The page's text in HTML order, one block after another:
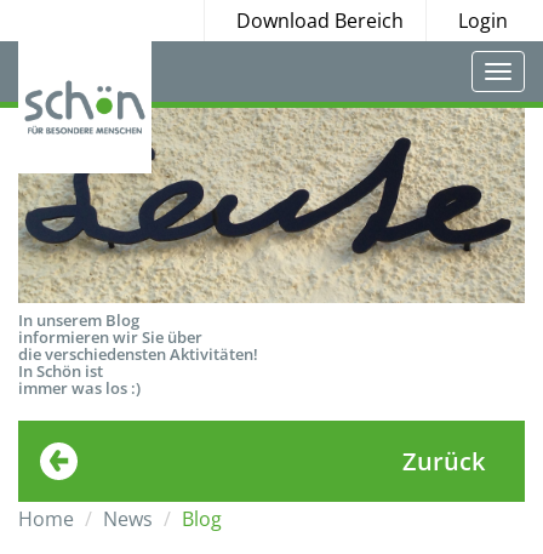
Download Bereich Login
In unserem Blog
informieren wir Sie über
die verschiedensten Aktivitäten!
In Schön ist
immer was los :)
Zurück
Home News Blog